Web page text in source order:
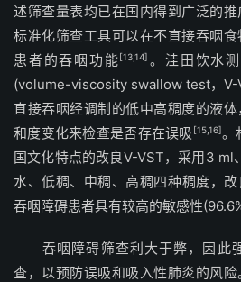
述筛查量表均已在国内得到广泛的
标准化筛查工具可以在不直接吞咽
患者的吞咽功能[13,14] 。洼田饮水
(volume-viscosity swallow test，V-
直接吞咽经调制的低中高稠度的液
和度变化来检查是否存在误吸 [15,16]。
国文化特点的改良V-VST，采用3 ml
水、低稠、中稠、高稠四种稠度，
吞咽障碍患者具有较高的敏感性
吞咽障碍筛查利大于弊，因此
查，以预防误吸和吸入性肺炎的风险